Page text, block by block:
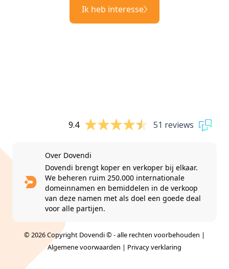
Ik heb interesse
9.4 51 reviews
Over Dovendi
Dovendi brengt koper en verkoper bij elkaar.
We beheren ruim 250.000 internationale
domeinnamen en bemiddelen in de verkoop
van deze namen met als doel een goede deal
voor alle partijen.
© 2026 Copyright Dovendi © - alle rechten voorbehouden |
Algemene voorwaarden | Privacy verklaring